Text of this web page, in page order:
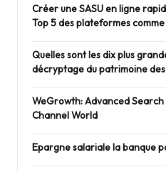
Créer une SASU en ligne
Top 5 des plateformes
Quelles sont les dix plus
décryptage du patrimoine
WeGrowth: Advanced
Channel World
Epargne salariale la banque